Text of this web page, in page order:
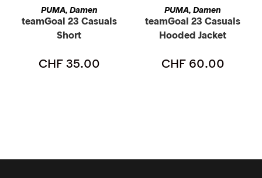
AUSFÜHRUNG WÄHLEN
PUMA, Damen
teamGoal 23 Casuals
Short
CHF35.00
AUSFÜHRUNG WÄHLEN
PUMA,Damen
teamGoal 23 Casuals
Hooded Jacket
CHF60.00